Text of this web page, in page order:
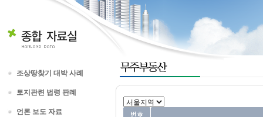
조상땅찾기 대박 사례
토지관련 법령 판례
언론 보도 자료